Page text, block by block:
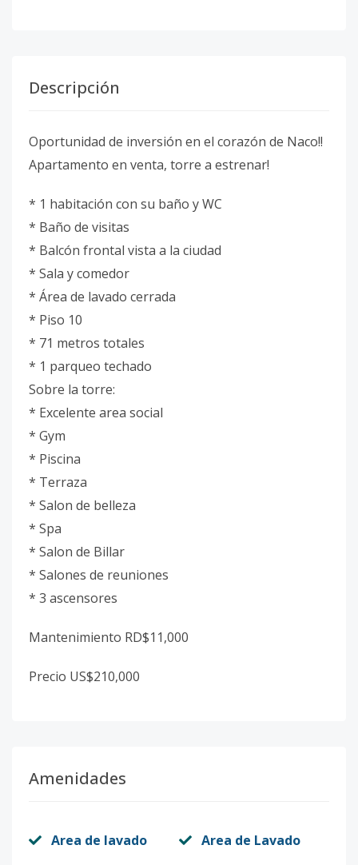
Descripción
Oportunidad de inversión en el corazón de Naco!!
Apartamento en venta, torre a estrenar!
* 1 habitación con su baño y WC
* Baño de visitas
* Balcón frontal vista a la ciudad
* Sala y comedor
* Área de lavado cerrada
* Piso 10
* 71 metros totales
* 1 parqueo techado
Sobre la torre:
* Excelente area social
* Gym
* Piscina
* Terraza
* Salon de belleza
* Spa
* Salon de Billar
* Salones de reuniones
* 3 ascensores
Mantenimiento RD$11,000
Precio US$210,000
Amenidades
Area de lavado Area de Lavado